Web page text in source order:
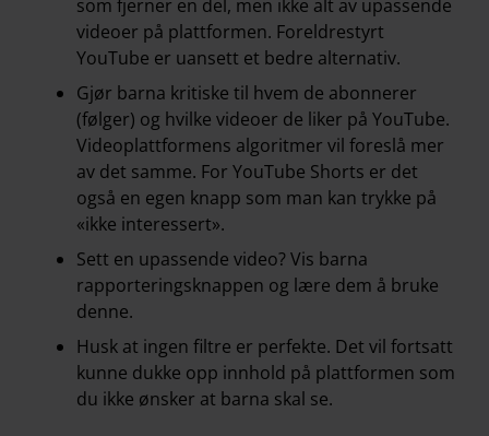
som fjerner en del, men ikke alt av upassende
videoer på plattformen. Foreldrestyrt
YouTube er uansett et bedre alternativ.
Gjør barna kritiske til hvem de abonnerer
(følger) og hvilke videoer de liker på YouTube.
Videoplattformens algoritmer vil foreslå mer
av det samme. For YouTube Shorts er det
også en egen knapp som man kan trykke på
«ikke interessert».
Sett en upassende video? Vis barna
rapporteringsknappen og lære dem å bruke
denne.
Husk at ingen filtre er perfekte. Det vil fortsatt
kunne dukke opp innhold på plattformen som
du ikke ønsker at barna skal se.